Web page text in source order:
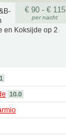
€ 90 - € 115
per nacht
en Koksijde op 2
10.0